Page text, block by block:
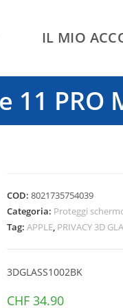
IL MIO
11 PRO
COD: 8021735754039
Categoria: Proteggi
Tag: APPLE, PRIVACY 3D
3DGLASS1002BK
CHF34.90